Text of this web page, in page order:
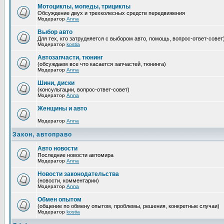
Мотоциклы, мопеды, трициклы
Обсуждение двух и трехколесных средств передвижения
Модератор Anna
Выбор авто
Для тех, кто затрудняется с выбором авто, помощь, вопрос-ответ-
Модератор kostia
Автозапчасти, тюнинг
(обсуждаем все что касается запчастей, тюнинга)
Модератор Anna
Шини, диски
(консультации, вопрос-ответ-совет)
Модератор Anna
Женщины и авто
Модератор Anna
Закон, автоправо
Авто новости
Последние новости автомира
Модератор Anna
Новости законодательства
(новости, комментарии)
Модератор Anna
Обмен опытом
(общение по обмену опытом, проблемы, решения, конкретные случаи)
Модератор kostia